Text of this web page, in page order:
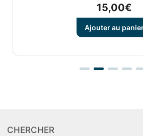
15,00€
Ajouter au panier
CHERCHER